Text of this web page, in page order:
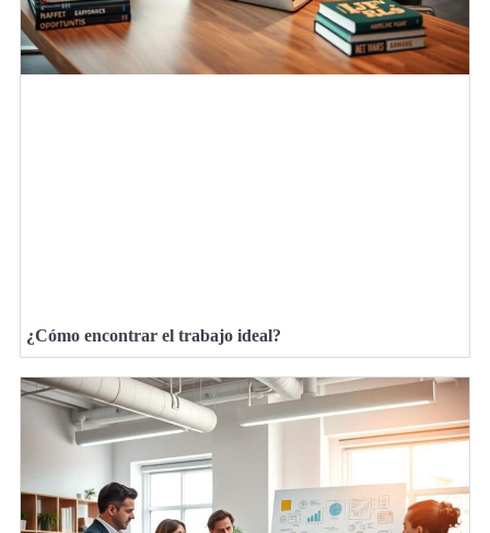
¿Cómo encontrar el trabajo ideal?